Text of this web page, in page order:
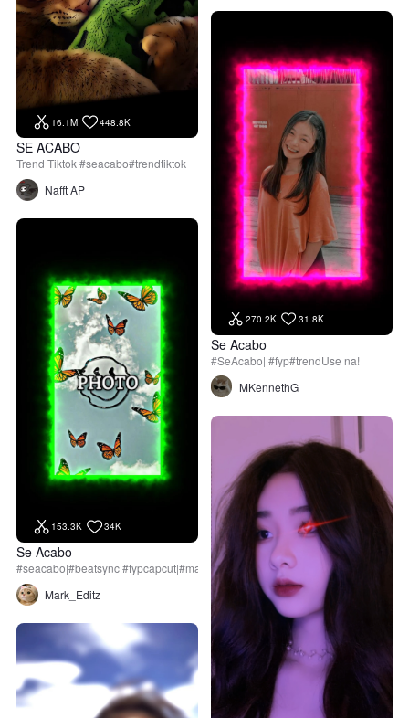
16.1M 448.8K
SE ACABO
Trend Tiktok #seacabo#trendtiktok
Nafft AP
270.2K 31.8K
Se Acabo
#SeAcabo| #fyp#trendUse na!
MKennethG
153.3K 34K
Se Acabo
#seacabo|#beatsync|#fypcapcut|#mark_editz|#trend
Mark_Editz